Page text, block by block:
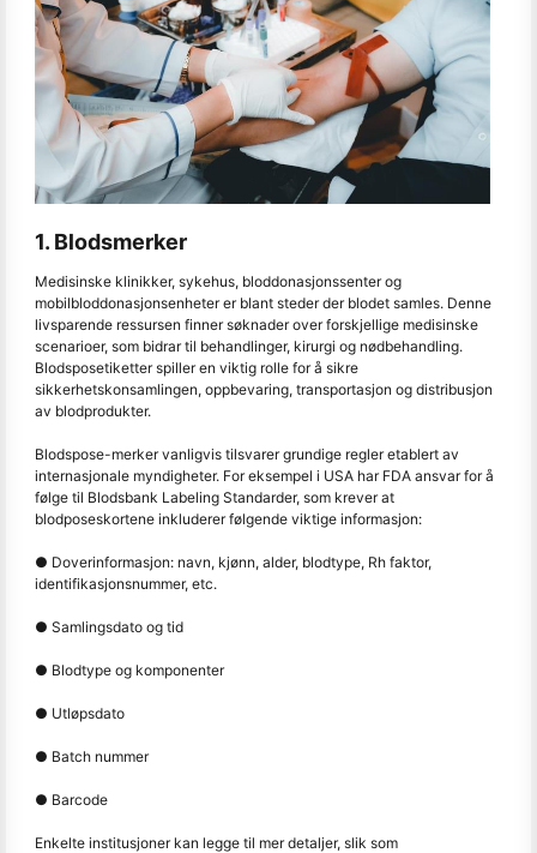
1. Blodsmerker
Medisinske klinikker, sykehus, bloddonasjonssenter og
mobilbloddonasjonsenheter er blant steder der blodet samles. Denne
livsparende ressursen finner søknader over forskjellige medisinske
scenarioer, som bidrar til behandlinger, kirurgi og nødbehandling.
Blodsposetiketter spiller en viktig rolle for å sikre
sikkerhetskonsamlingen, oppbevaring, transportasjon og distribusjon
av blodprodukter.
Blodspose-merker vanligvis tilsvarer grundige regler etablert av
internasjonale myndigheter. For eksempel i USA har FDA ansvar for å
følge til Blodsbank Labeling Standarder, som krever at
blodposeskortene inkluderer følgende viktige informasjon:
● Doverinformasjon: navn, kjønn, alder, blodtype, Rh faktor,
identifikasjonsnummer, etc.
● Samlingsdato og tid
● Blodtype og komponenter
● Utløpsdato
● Batch nummer
● Barcode
Enkelte institusjoner kan legge til mer detaljer, slik som